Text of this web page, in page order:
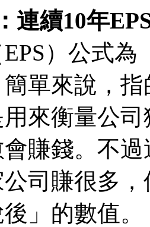
連續10年
）公式
單來說，
來衡量公
賺錢。不
司賺很多
」的數值。